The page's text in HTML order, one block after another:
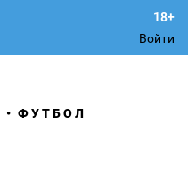
Войти
ФУТБОЛ